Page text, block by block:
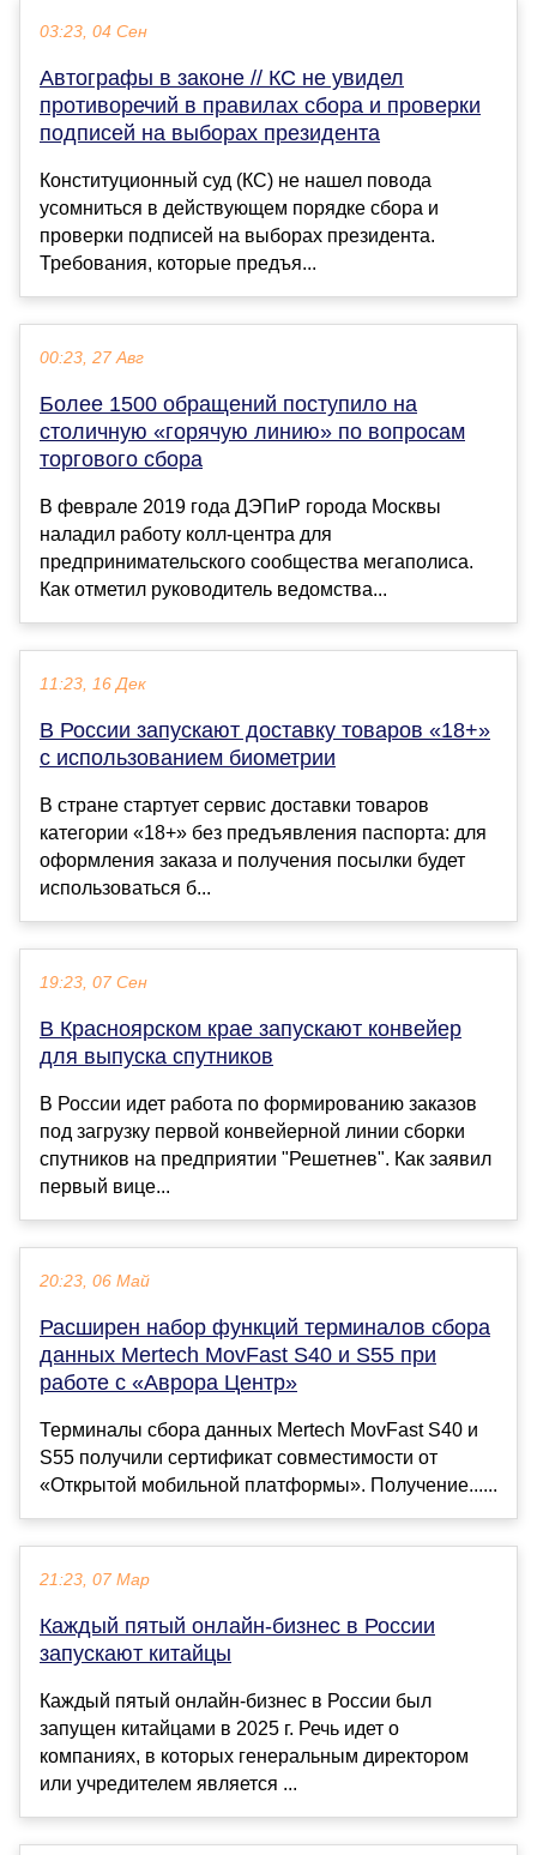
03:23, 04 Сен
Автографы в законе // КС не увидел
противоречий в правилах сбора и проверки
подписей на выборах президента
Конституционный суд (КС) не нашел повода
усомниться в действующем порядке сбора и
проверки подписей на выборах президента.
Требования, которые предъя...
00:23, 27 Авг
Более 1500 обращений поступило на
столичную «горячую линию» по вопросам
торгового сбора
В феврале 2019 года ДЭПиР города Москвы
наладил работу колл-центра для
предпринимательского сообщества мегаполиса.
Как отметил руководитель ведомства...
11:23, 16 Дек
В России запускают доставку товаров «18+»
с использованием биометрии
В стране стартует сервис доставки товаров
категории «18+» без предъявления паспорта: для
оформления заказа и получения посылки будет
использоваться б...
19:23, 07 Сен
В Красноярском крае запускают конвейер
для выпуска спутников
В России идет работа по формированию заказов
под загрузку первой конвейерной линии сборки
спутников на предприятии "Решетнев". Как заявил
первый вице...
20:23, 06 Май
Расширен набор функций терминалов сбора
данных Mertech MovFast S40 и S55 при
работе с «Аврора Центр»
Терминалы сбора данных Mertech MovFast S40 и
S55 получили сертификат совместимости от
«Открытой мобильной платформы». Получение......
21:23, 07 Мар
Каждый пятый онлайн-бизнес в России
запускают китайцы
Каждый пятый онлайн-бизнес в России был
запущен китайцами в 2025 г. Речь идет о
компаниях, в которых генеральным директором
или учредителем является ...